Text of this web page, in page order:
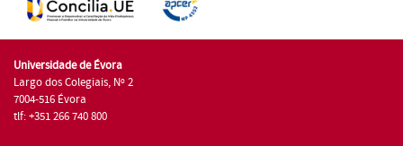
Universidade de Évora
Largo dos Colegiais, Nº 2
7004-516 Évora
tlf: +351 266 740 800